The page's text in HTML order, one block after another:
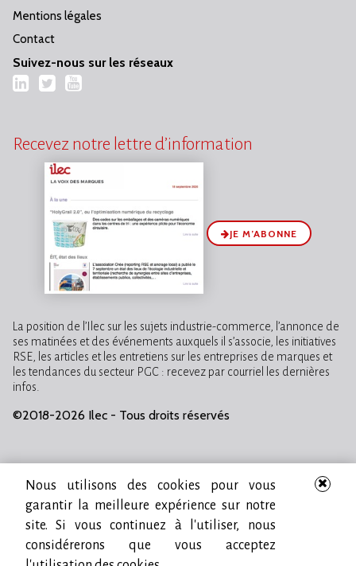
Mentions légales
Contact
Suivez-nous sur les réseaux
LinkedIn
TwitterYouTube
Recevez notre lettre d’information
JE M’ABONNE
La position de l’Ilec sur les sujets industrie-commerce, l’annonce de
ses matinées et des événements auxquels il s’associe, les initiatives
RSE, les articles et les entretiens sur les entreprises de marques et
les tendances du secteur PGC : recevez par courriel les dernières
infos.
©2018-2026 Ilec - Tous droits réservés
Nous utilisons des cookies pour vous
garantir la meilleure expérience sur notre
site. Si vous continuez à l'utiliser, nous
considérerons que vous acceptez